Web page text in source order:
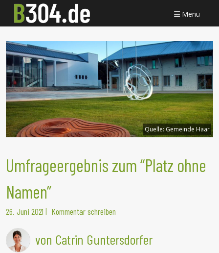
Menü
Quelle: Gemeinde Haar
Umfrageergebnis zum “Platz ohne
Namen”
26. Juni 2021 | Kommentar schreiben
von Catrin Guntersdorfer